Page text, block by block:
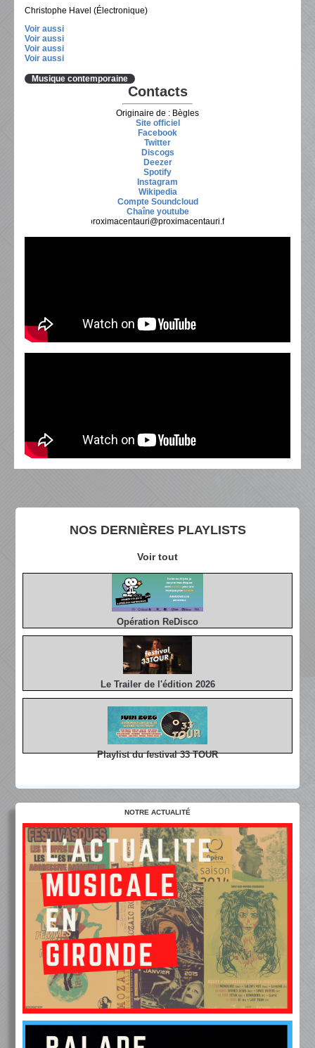
NOS DERNIÈRES PLAYLISTS
Voir tout
Opération ReDisco
Le Trailer de l'édition 2026
Playlist du festival 33 TOUR
Christophe Havel (Électronique)
Voir aussi
Voir aussi
Voir aussi
Voir aussi
Musique contemporaine
Contacts
Originaire de : Bègles
Site officiel
Facebook
Twitter
Discogs
Deezer
Spotify
Instagram
Wikipedia
Compte Soundcloud
Chaîne youtube
proximacentauri@proximacentauri.fr
NOTRE ACTUALITÉ